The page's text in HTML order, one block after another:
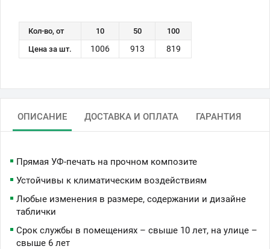
Кол-во, от 10 50
100
Цена за шт.
1006 913 819
ОПИСАНИЕ ДОСТАВКА И ОПЛАТА ГАРАНТИЯ
Прямая УФ-печать на прочном композите
Устойчивы к климатическим воздействиям
Любые изменения в размере, содержании и дизайне
таблички
Срок службы в помещениях – свыше 10 лет, на улице –
свыше 6 лет